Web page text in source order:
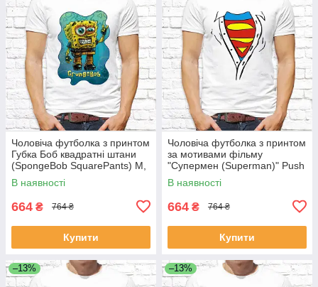
Чоловіча футболка з принтом
Губка Боб квадратні штани
(SpongeBob SquarePants) M,
Білий Push IT
В наявності
664 ₴ 764 ₴
Купити
Чоловіча футболка з принтом
за мотивами фільму
"Супермен (Superman)" Push
IT
В наявності
664 ₴ 764 ₴
Купити
–13% –13%